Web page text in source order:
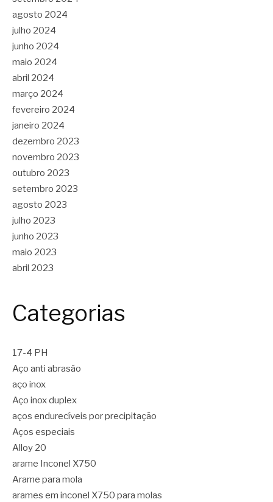
agosto 2024
julho 2024
junho 2024
maio 2024
abril 2024
março 2024
fevereiro 2024
janeiro 2024
dezembro 2023
novembro 2023
outubro 2023
setembro 2023
agosto 2023
julho 2023
junho 2023
maio 2023
abril 2023
Categorias
17-4 PH
Aço anti abrasão
aço inox
Aço inox duplex
aços endurecíveis por precipitação
Aços especiais
Alloy 20
arame Inconel X750
Arame para mola
arames em inconel X750 para molas